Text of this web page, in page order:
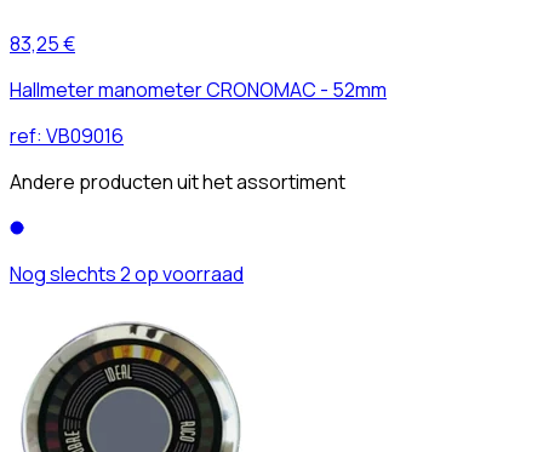
83,25 €
Hallmeter manometer CRONOMAC - 52mm
ref: VB09016
Andere producten uit het assortiment
Nog slechts 2 op voorraad